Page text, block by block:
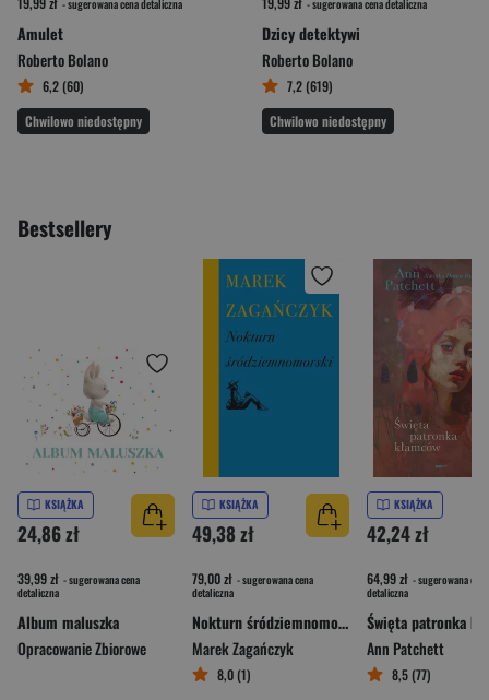
- sugerowana cena detaliczna
Amulet
Roberto Bolano
6,2 (60)
Chwilowo niedostępny
- sugerowana cena detaliczna
Dzicy detektywi
Roberto Bolano
7,2 (619)
Chwilowo niedostępny
Bestsellery
KSIĄŻKA
24,86 zł
39,99 zł - sugerowana cena
detaliczna
Album maluszka
Opracowanie Zbiorowe
KSIĄŻKA
49,38 zł
79,00 zł - sugerowana cena
detaliczna
Nokturn śródziemnomorski
Marek Zagańczyk
8,0 (1)
KSIĄŻKA
42,24 zł
64,99 zł - sugerowana cena
detaliczna
Ann Patchett
8,5 (77)